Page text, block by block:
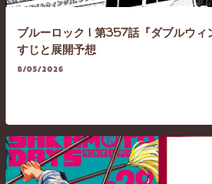
ブルーロック | 第357話『ダブルウィ
すじと展開予想
8/05/2026